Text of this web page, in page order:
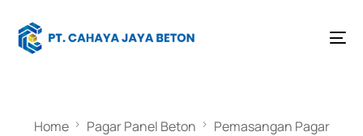
Home Pagar Panel Beton
Pemasangan Pagar